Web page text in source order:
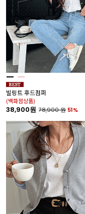
빌링트 후드점퍼
(백화점상품)
38,900원 78,900원 51%